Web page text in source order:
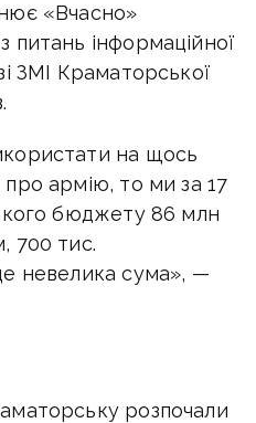
«Вчасно»
питань інформаційної
ЗМІ Краматорської
на щось
армію, то ми за 17
бюджету 86 млн
700 тис.
невелика сума», —
розпочали